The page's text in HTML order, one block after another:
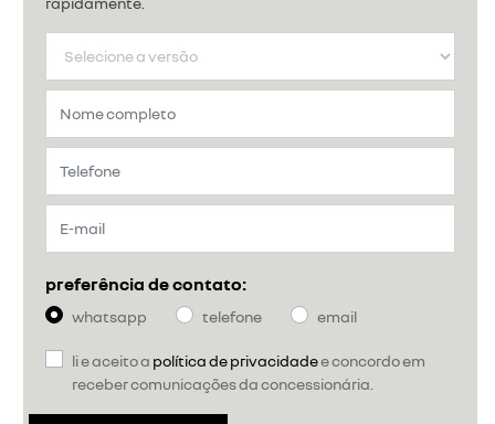
preferência de contato:
whatsapp telefone email
li e aceito a política de privacidadee concordo em
receber comunicações da concessionária.